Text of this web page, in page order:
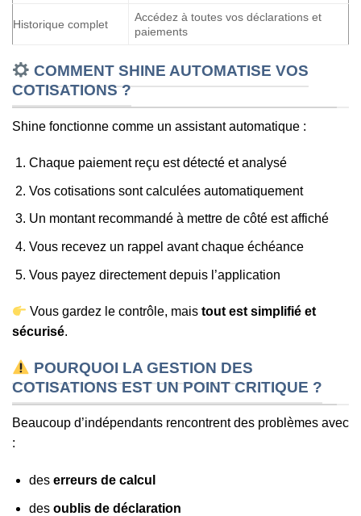
Historique complet
Accédez à toutes vos déclarations et
paiements
COMMENT SHINE AUTOMATISE VOS
COTISATIONS ?
Shine fonctionne comme un assistant automatique :
Chaque paiement reçu est détecté et analysé
Vos cotisations sont calculées automatiquement
Un montant recommandé à mettre de côté est affiché
Vous recevez un rappel avant chaque échéance
Vous payez directement depuis l’application
Vous gardez le contrôle, maistout est simplifié et
sécurisé.
POURQUOI LA GESTION DES
COTISATIONS EST UN POINT CRITIQUE ?
Beaucoup d’indépendants rencontrent des problèmes avec
:
des erreurs de calcul
des oublis de déclaration